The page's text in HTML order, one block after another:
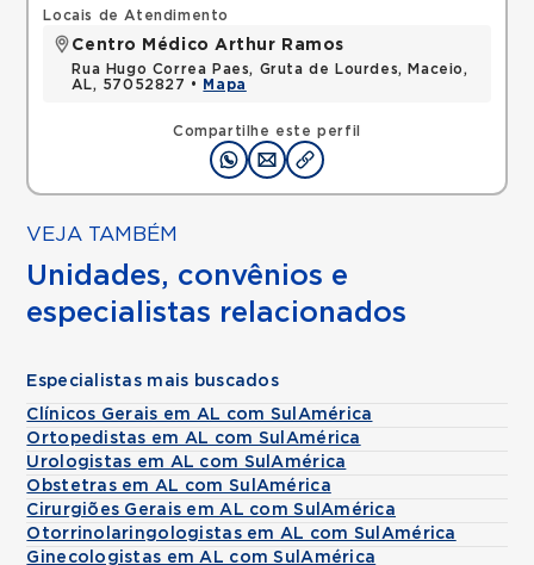
Compartilhe este perfil
Locais de Atendimento
Centro Médico Arthur Ramos
Rua Hugo Correa Paes, Gruta de Lourdes, Maceio,
AL, 57052827 •
Mapa
VEJA TAMBÉM
Unidades, convênios e
especialistas relacionados
Especialistas mais buscados
Clínicos Gerais em AL com SulAmérica
Ortopedistas em AL com SulAmérica
Urologistas em AL com SulAmérica
Obstetras em AL com SulAmérica
Cirurgiões Gerais em AL com SulAmérica
Otorrinolaringologistas em AL com SulAmérica
Ginecologistas em AL com SulAmérica